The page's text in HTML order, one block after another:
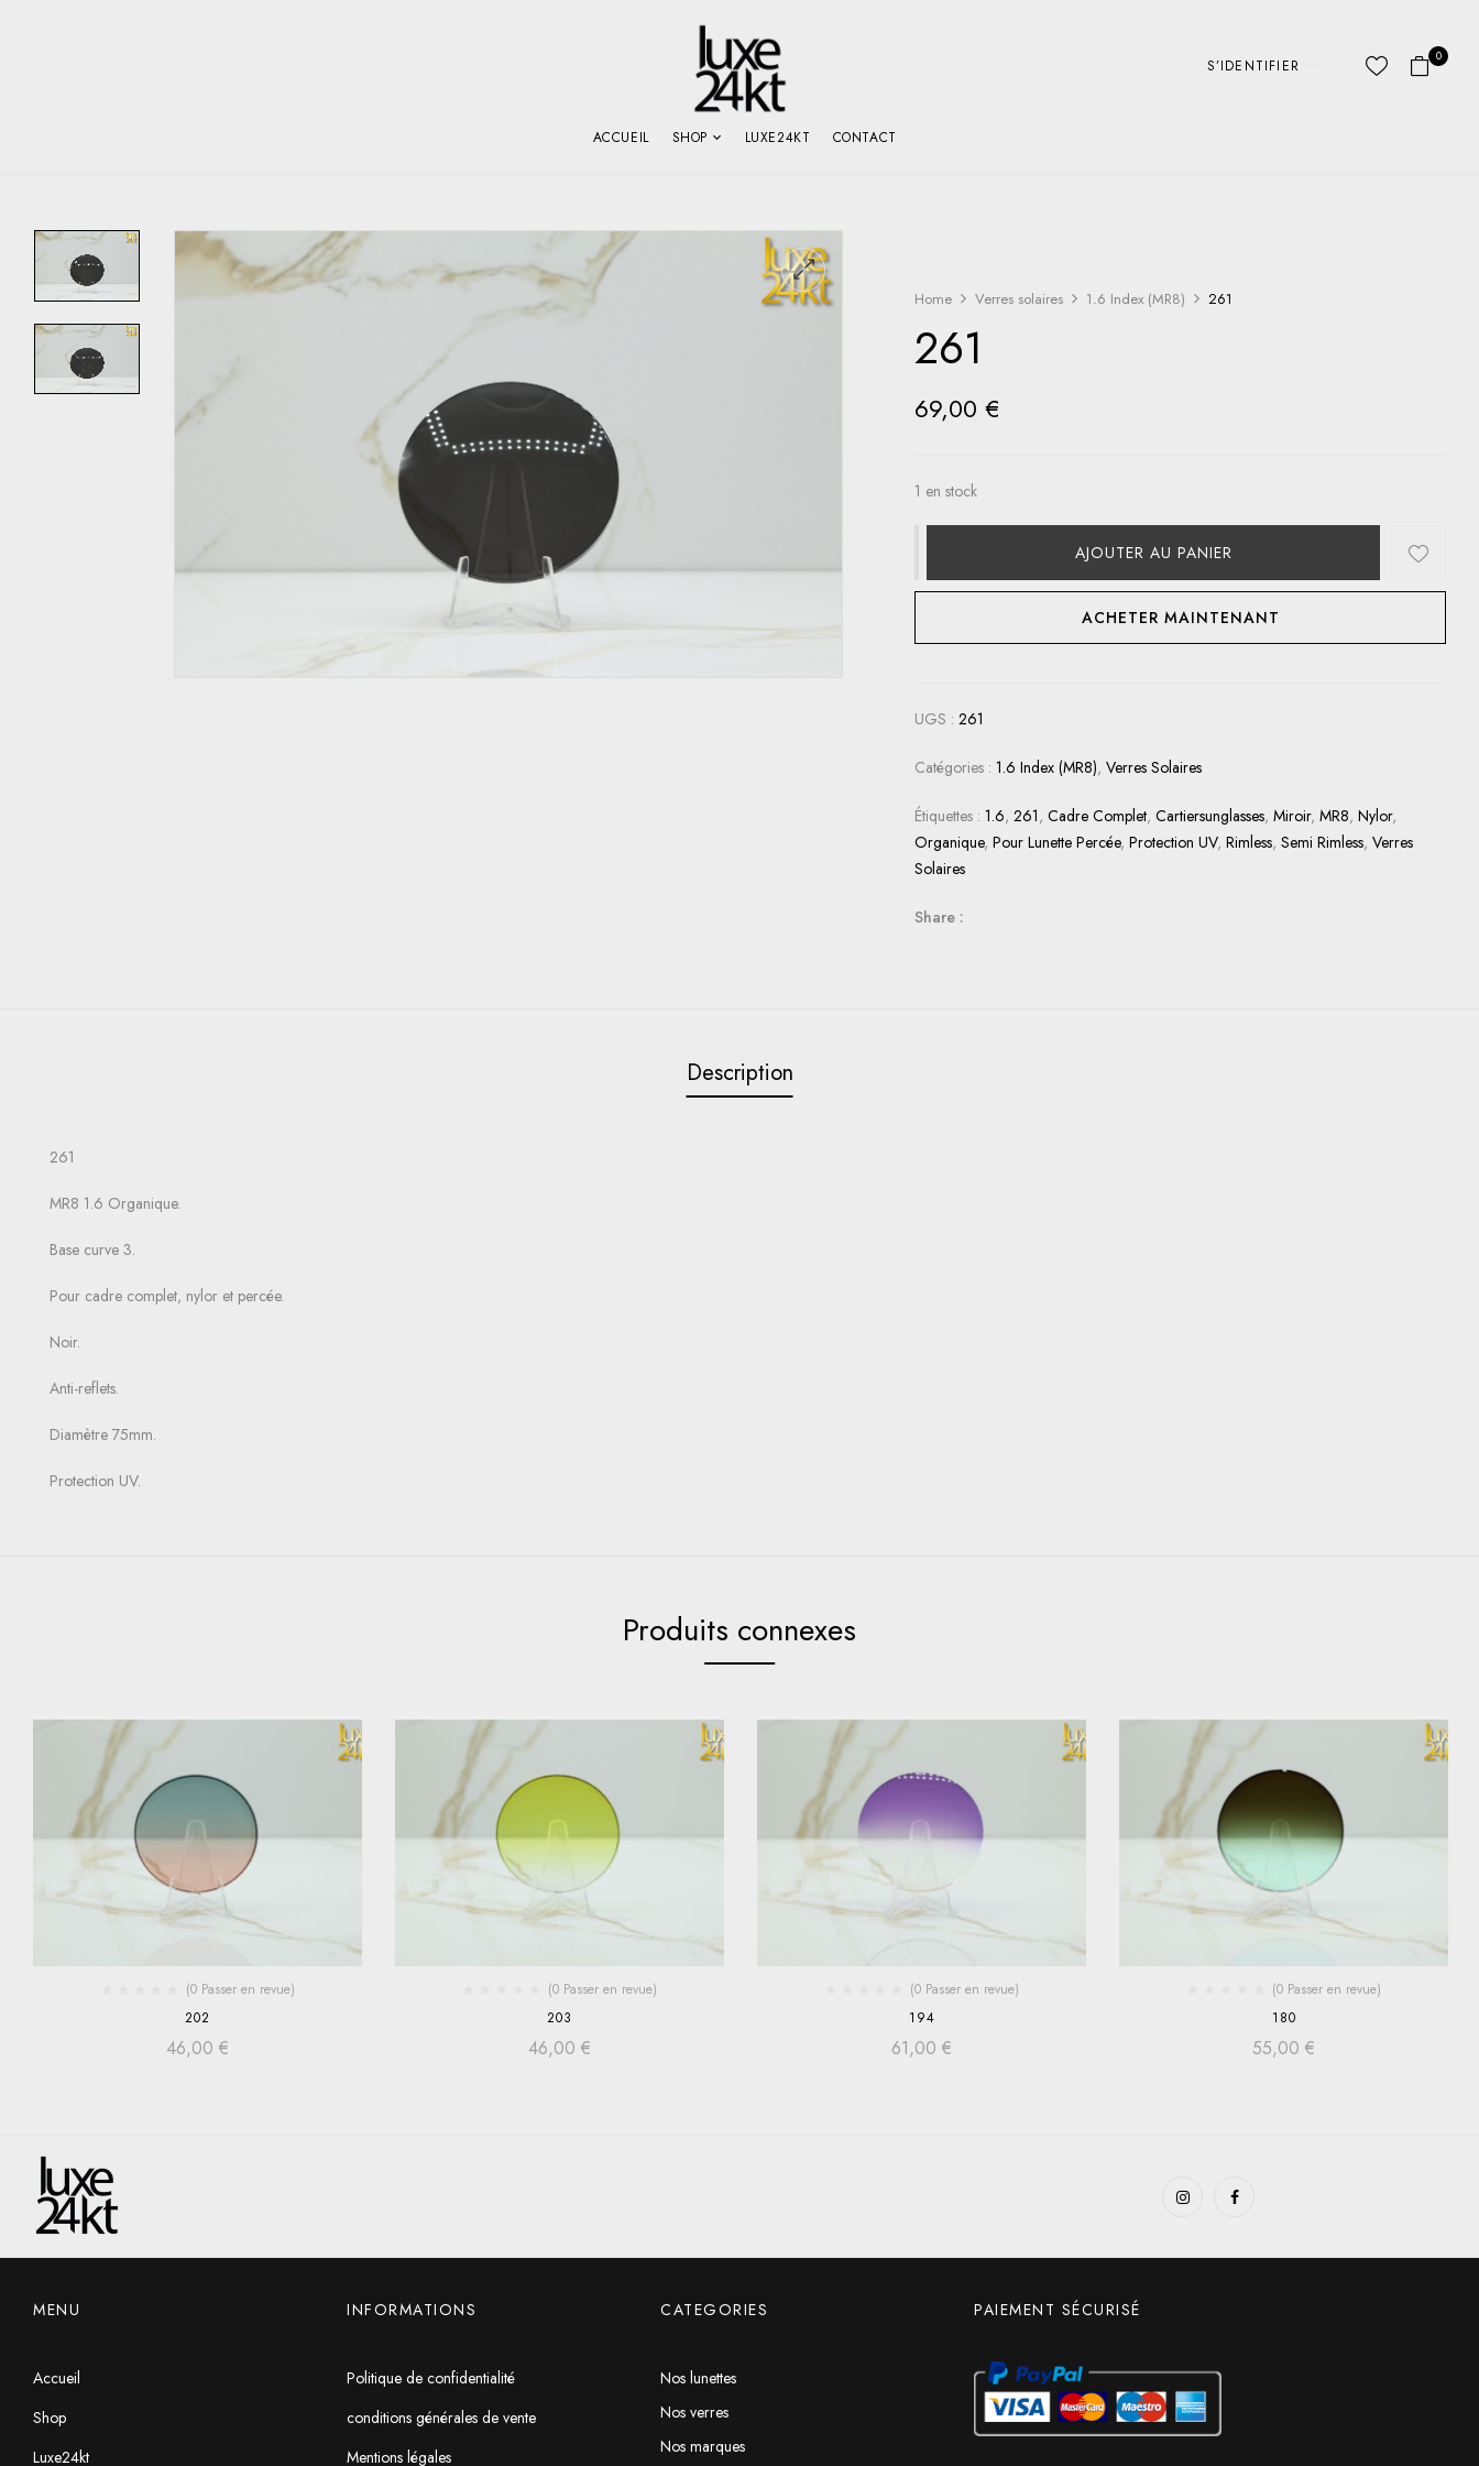
S’IDENTIFIER
0
ACCUEIL SHOP LUXE24KT CONTACT
Home Verres solaires 1.6 Index (MR8) 261
261
69,00€
1 en stock
AJOUTER AU PANIER
ACHETER MAINTENANT
UGS :261
Catégories :1.6 Index (MR8),Verres Solaires
Étiquettes :1.6,261,Cadre Complet,Cartiersunglasses,Miroir,MR8,Nylor,
Organique,Pour Lunette Percée,Protection UV,Rimless,Semi Rimless,Verres
Solaires
Share :
Description
261
MR8 1.6 Organique.
Base curve 3.
Pour cadre complet, nylor et percée.
Noir.
Anti-reflets.
Diamètre 75mm.
Protection UV.
Produits connexes
(0 Passer en revue)
202
46,00 €
(0 Passer en revue)
203
46,00 €
(0 Passer en revue)
194
61,00 €
(0 Passer en revue)
180
55,00 €
MENU
Accueil
Shop
Luxe24kt
INFORMATIONS
Politique de confidentialité
conditions générales de vente
Mentions légales
CATEGORIES
Nos lunettes
Nos verres
Nos marques
PAIEMENT SÉCURISÉ